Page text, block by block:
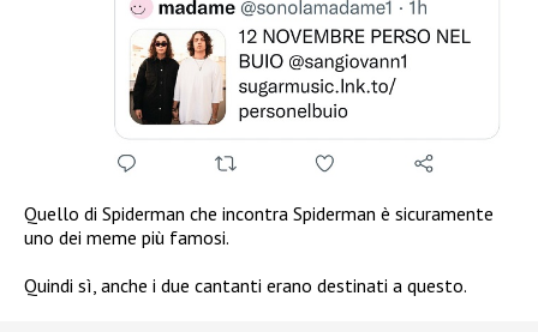
Quello di Spiderman che incontra Spiderman è sicuramente
uno dei meme più famosi.
Quindi sì, anche i due cantanti erano destinati a questo.